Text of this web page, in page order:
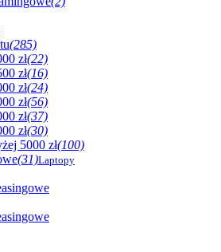
(285)
zł(22)
zł(16)
zł(24)
zł(56)
zł(37)
zł(30)
5000 zł(100)
(31)Laptopy